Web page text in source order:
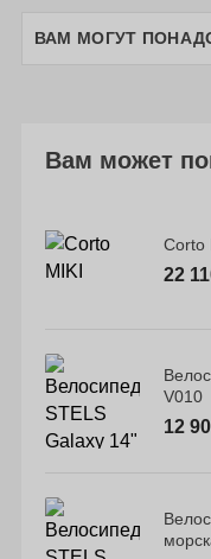
ВАМ МОГУТ
Вам может
Corto
22
V010
12